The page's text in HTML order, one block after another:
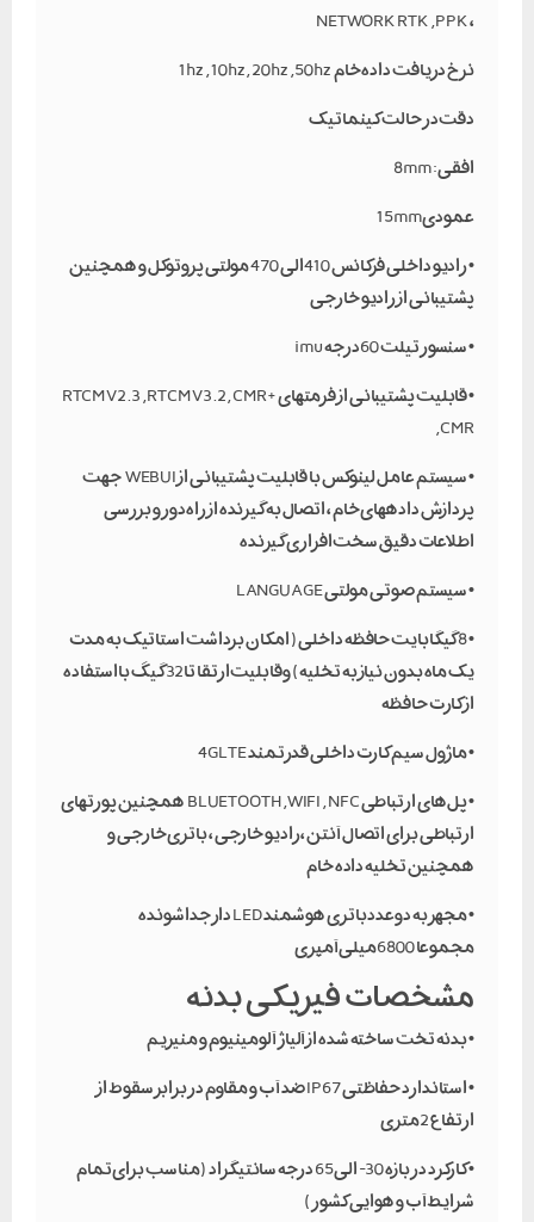
، NETWORK RTK , PPK
نرخ دریافت داده خام 1hz , 10hz , 20hz , 50hz
دقت در حالت کینماتیک
افقی : 8mm
عمودی 15mm
• رادیو داخلی فرکانس 410 الی 470 مولتی پروتوکل و همچنین
پشتیبانی از رادیو خارجی
• سنسور تیلت 60 درجه imu
• قابلیت پشتیبانی از فرمتهای +RTCM V2.3 , RTCM V3.2 , CMR
, CMR
• سیستم عامل لینوکس با قابلیت پشتیبانی از WEBUI جهت
پردازش دادههای خام ، اتصال به گیرنده از راه دور و بررسی
اطلاعات دقیق سخت افزاری گیرنده
• سیستم صوتی مولتی LANGUAGE
• 8 گیگابایت حافظه داخلی ( امکان برداشت استاتیک به مدت
یک ماه بدون نیاز به تخلیه ) وقابلیت ارتقا تا32 گیگ بااستفاده
از کارت حافظه
• ماژول سیم کارت داخلی قدرتمند 4G LTE
• پل های ارتباطی BLUETOOTH ,WIFI , NFC همچنین پورتهای
ارتباطی برای اتصال آنتن ، رادیو خارجی ، باتری خارجی و
همچنین تخلیه داده خام
• مجهز به دوعدد باتری هوشمند LED دار جداشونده
مجموعا 6800میلی آمپری
مشخصات فیزیکی بدنه
• بدنه تخت ساخته شده از آلیاژ آلومینیوم و منیزیم
• استاندارد حفاظتی IP67 ضد آب و مقاوم در برابر سقوط از
ارتفاع 2متری
• کارکرد در بازه 30- الی 65 درجه سانتیگراد ( مناسب برای تمام
شرایط آب و هوایی کشور )